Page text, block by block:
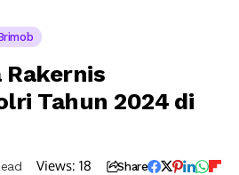
Rakernis
Tahun 2024 di
Views: 18 Share